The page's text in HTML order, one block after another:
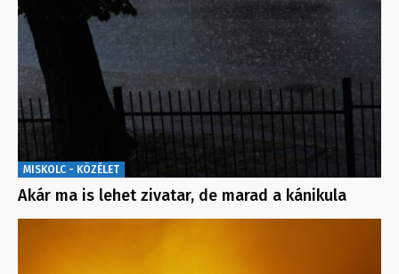
MISKOLC - KÖZÉLET
Akár ma is lehet zivatar, de marad a kánikula